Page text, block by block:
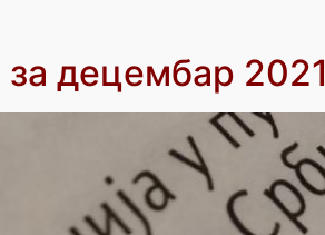
за децембар 2021